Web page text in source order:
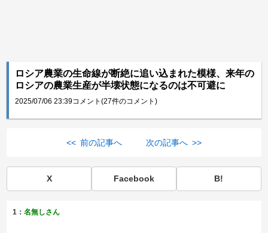
ロシア農業の生命線が断絶に追い込まれた模様、来年の
ロシアの農業生産が半壊状態になるのは不可避に
2025/07/06 23:39コメント(27件のコメント)
<< 前の記事へ 次の記事へ >>
X Facebook B!
1：名無しさん